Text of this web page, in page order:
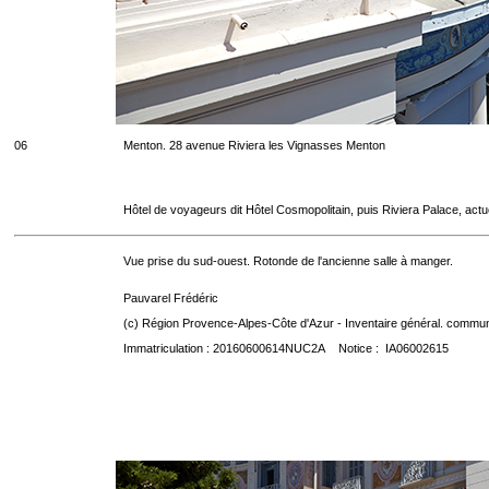
06 Menton. 28 avenue Riviera les Vignasses Menton
Hôtel de voyageurs dit Hôtel Cosmopolitain, puis Riviera Palace,
Vue prise du sud-ouest. Rotonde de l'ancienne salle à manger.
Pauvarel Frédéric
(c) Région Provence-Alpes-Côte d'Azur - Inventaire général.
Immatriculation : 20160600614NUC2A Notice : IA06002615